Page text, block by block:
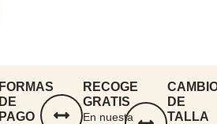
FORMAS
DE
PAGO
RECOGE
GRATIS
En nuesta
DE
TALLA